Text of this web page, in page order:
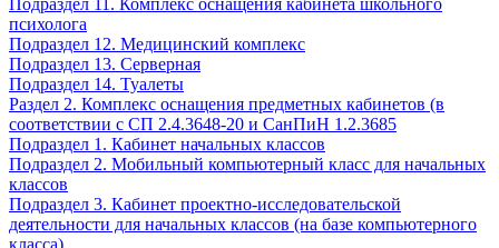
Подраздел 11. Комплекс оснащения кабинета школьного
психолога
Подраздел 12. Медицинский комплекс
Подраздел 13. Серверная
Подраздел 14. Туалеты
Раздел 2. Комплекс оснащения предметных кабинетов (в
соответствии с СП 2.4.3648-20 и СанПиН 1.2.3685
Подраздел 1. Кабинет начальных классов
Подраздел 2. Мобильный компьютерный класс для начальных
классов
Подраздел 3. Кабинет проектно-исследовательской
деятельности для начальных классов (на базе компьютерного
класса)